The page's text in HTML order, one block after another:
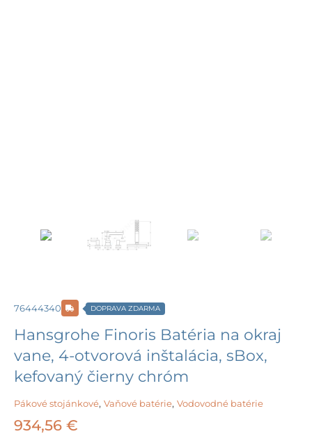
76444340 DOPRAVA ZDARMA
Hansgrohe Finoris Batéria na okraj
vane, 4-otvorová inštalácia, sBox,
kefovaný čierny chróm
Pákové stojánkové, Vaňové batérie, Vodovodné batérie
934,56 €